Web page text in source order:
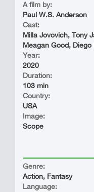
A film by:
Paul W.S. Anderson
Cast:
Milla Jovovich, Tony
Meagan Good,
Year:
2020
Duration:
103 min
Country:
USA
Image:
Scope
Genre:
Action, Fantasy
Language: